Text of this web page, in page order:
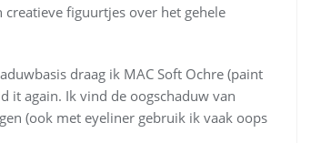
figuurtjes over het gehele
draag ik MAC Soft Ochre (paint
it again. Ik vind de oogschaduw van
(ook met eyeliner gebruik ik vaak oops